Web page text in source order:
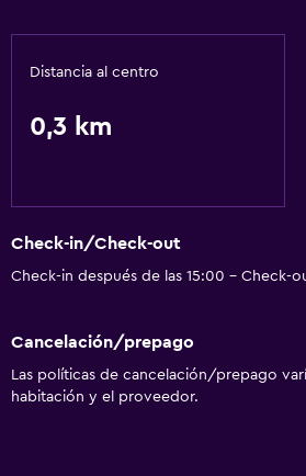
Distancia al centro
0,3 km
Check-in/Check-out
Check-in después de las 15:00 - Check-
Cancelación/prepago
Las políticas de cancelación/prepago
habitación y el proveedor.